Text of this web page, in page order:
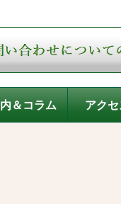
＆コラム アク